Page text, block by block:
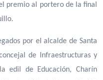
premio al portero de la final
por el alcalde de Santa
de Infraestructuras y
edil de Educación, Charín